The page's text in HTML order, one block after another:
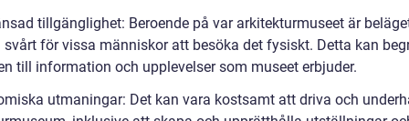
tillgänglighet: Beroende på var arkitekturmuseet är
svårt för vissa människor att besöka det fysiskt. Detta kan
till information och upplevelser som museet erbjuder.
utmaningar: Det kan vara kostsamt att driva och